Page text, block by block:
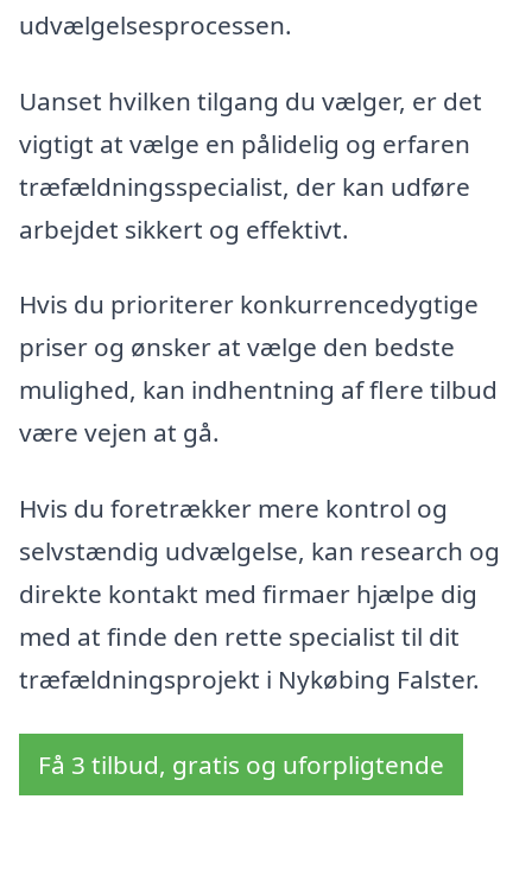
udvælgelsesprocessen.
Uanset hvilken tilgang du vælger, er det
vigtigt at vælge en pålidelig og erfaren
træfældningsspecialist, der kan udføre
arbejdet sikkert og effektivt.
Hvis du prioriterer konkurrencedygtige
priser og ønsker at vælge den bedste
mulighed, kan indhentning af flere tilbud
være vejen at gå.
Hvis du foretrækker mere kontrol og
selvstændig udvælgelse, kan research og
direkte kontakt med firmaer hjælpe dig
med at finde den rette specialist til dit
træfældningsprojekt i Nykøbing Falster.
Få 3 tilbud, gratis og uforpligtende